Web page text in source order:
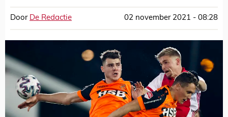
Door De Redactie 02 november 2021 - 08:28